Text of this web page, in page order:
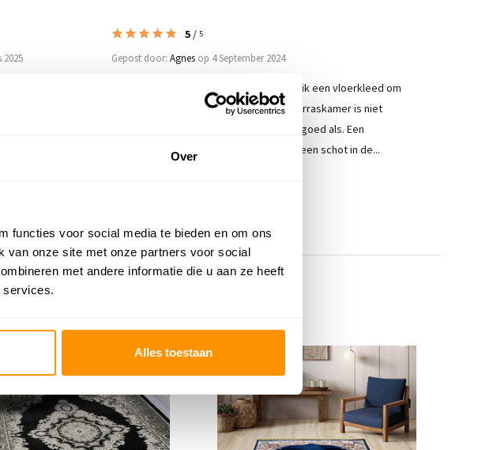
Over
functies voor social media te bieden en om ons
van onze site met onze partners voor social
met andere informatie die u aan ze heeft
services.
Alles toestaan
2025
5 /5
Gepost door:Agnes op 4 September 2024
Voor in onze nieuwe terraskamer, zocht ik een vloerkleed om
het binnenshuis gevoel te vinden. Een terraskamer is niet
geheel wind- of regendicht maar wel zo goed als. Een
vloerkleed voor binnen en buiten is dan een schot in de...
29%